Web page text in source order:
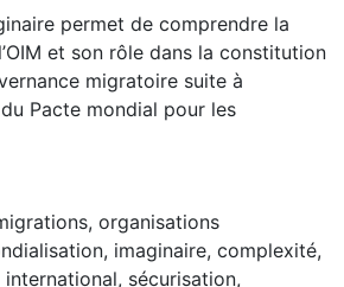
permet de comprendre la
et son rôle dans la constitution
migratoire suite à
Pacte mondial pour les
, organisations
, imaginaire, complexité,
international, sécurisation,